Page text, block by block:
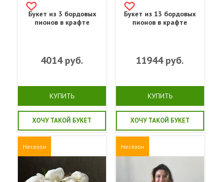
Букет из 3 бордовых
пионов в крафте
4014руб.
КУПИТЬ
ХОЧУ ТАКОЙ БУКЕТ
Букет из 13 бордовых
пионов в крафте
11944руб.
КУПИТЬ
ХОЧУ ТАКОЙ БУКЕТ
Несезон Несезон